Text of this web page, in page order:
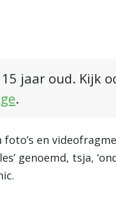
jaar oud. Kijk
.
en
genoemd, tsja,